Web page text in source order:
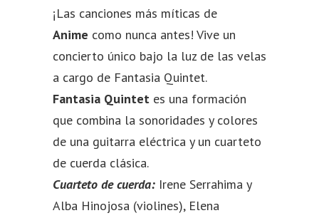
¡Las canciones más míticas de
Anime como nunca antes! Vive un
concierto único bajo la luz de las velas
a cargo de Fantasia Quintet.
Fantasia Quintet es una formación
que combina la sonoridades y colores
de una guitarra eléctrica y un cuarteto
de cuerda clásica.
Cuarteto de cuerda: Irene Serrahima y
Alba Hinojosa (violines), Elena